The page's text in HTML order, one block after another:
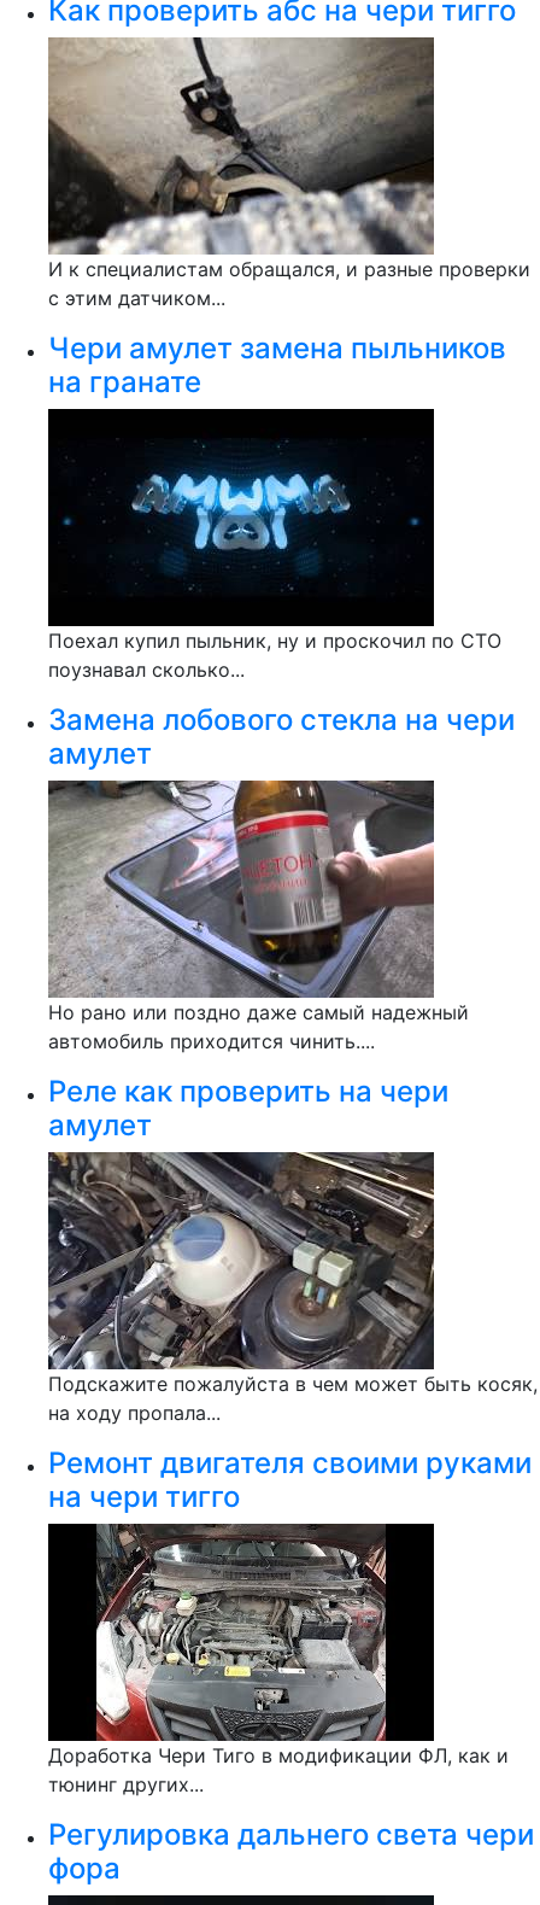
Как проверить абс на чери тигго
И к специалистам обращался, и разные проверки
с этим датчиком...
Чери амулет замена пыльников
на гранате
Поехал купил пыльник, ну и проскочил по СТО
поузнавал сколько...
Замена лобового стекла на чери
амулет
Но рано или поздно даже самый надежный
автомобиль приходится чинить....
Реле как проверить на чери
амулет
Подскажите пожалуйста в чем может быть косяк,
на ходу пропала...
Ремонт двигателя своими руками
на чери тигго
Доработка Чери Тиго в модификации ФЛ, как и
тюнинг других...
Регулировка дальнего света чери
фора